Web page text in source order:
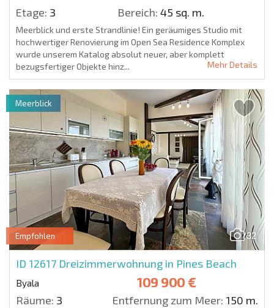
Etage: 3 Bereich: 45 sq. m.
Meerblick und erste Strandlinie! Ein geräumiges Studio mit
hochwertiger Renovierung im Open Sea Residence Komplex
wurde unserem Katalog absolut neuer, aber komplett
bezugsfertiger Objekte hinz...
Mehr Details
32
Empfohlen
ID 12617 Dreizimmerwohnung in Pines Beach
Byala 109 900 €
Räume: 3 Entfernung zum Meer: 150 m.
Meerblick